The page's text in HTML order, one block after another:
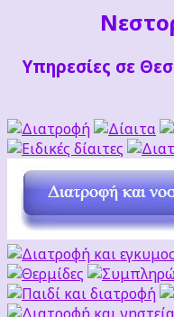
Υπηρεσίες σε